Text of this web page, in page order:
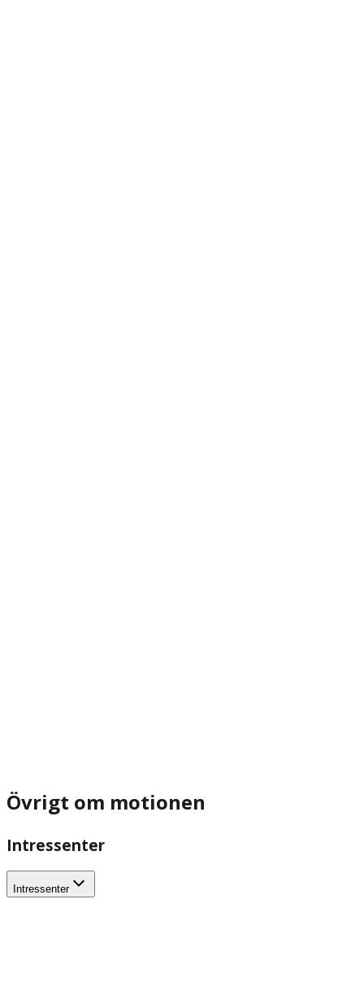
Övrigt om motionen
Intressenter
Intressenter